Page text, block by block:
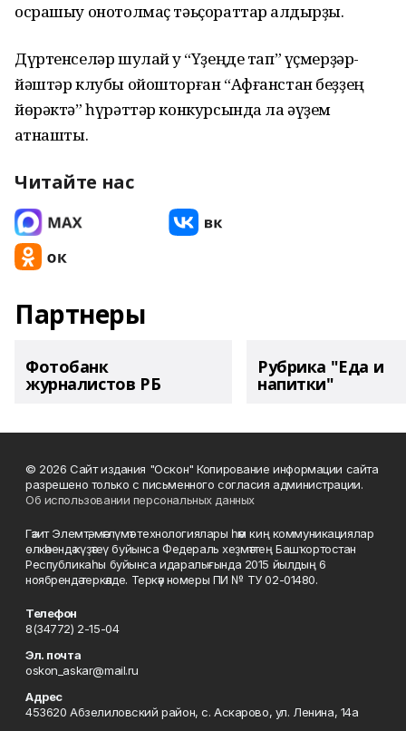
осрашыу онотолмаҫ тәьҫораттар ҡалдырҙы.
Дүртенселәр шулай уҡ “Үҙеңде тап” үҫмерҙәр-
йәштәр клубы ойошторған “Афғанстан беҙҙең
йөрәктә” һүрәттәр конкурсында ла әүҙем
ҡатнашты.
Читайте нас
Партнеры
Фотобанк
журналистов РБ
Рубрика "Еда и
напитки"
© 2026 Сайт издания "Оскон" Копирование информации сайта
разрешено только с письменного согласия администрации.
Об использовании персональных данных
Гәзит Элемтә, мәғлүмәт технологиялары һәм киң коммуникациялар
өлкәһендә күҙәтеү буйынса Федераль хеҙмәттең Башҡортостан
Республикаһы буйынса идаралығында 2015 йылдың 6
ноябрендә теркәлде. Теркәү номеры ПИ № ТУ 02-01480.
Телефон
8(34772) 2-15-04
Эл. почта
oskon_askar@mail.ru
Адрес
453620 Абзелиловский район, с. Аскарово, ул. Ленина, 14а